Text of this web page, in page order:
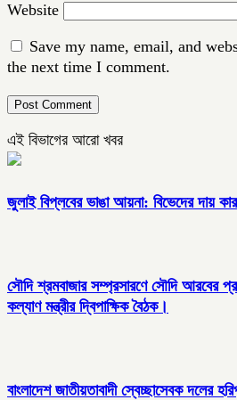
Website
Save my name, email, and
the next time I comment.
এই বিভাগের আরো খবর
জুলাই বিপ্লবের ভাঙা আয়না: বিভেদের দায়
সৌদি শ্রমবাজার সম্প্রসারণে সৌদি আরবের
কল্যাণ মন্ত্রীর দ্বিপাক্ষিক বৈঠক।
বাংলাদেশ জাতীয়তাবাদী স্বেচ্ছাসেবক দলের